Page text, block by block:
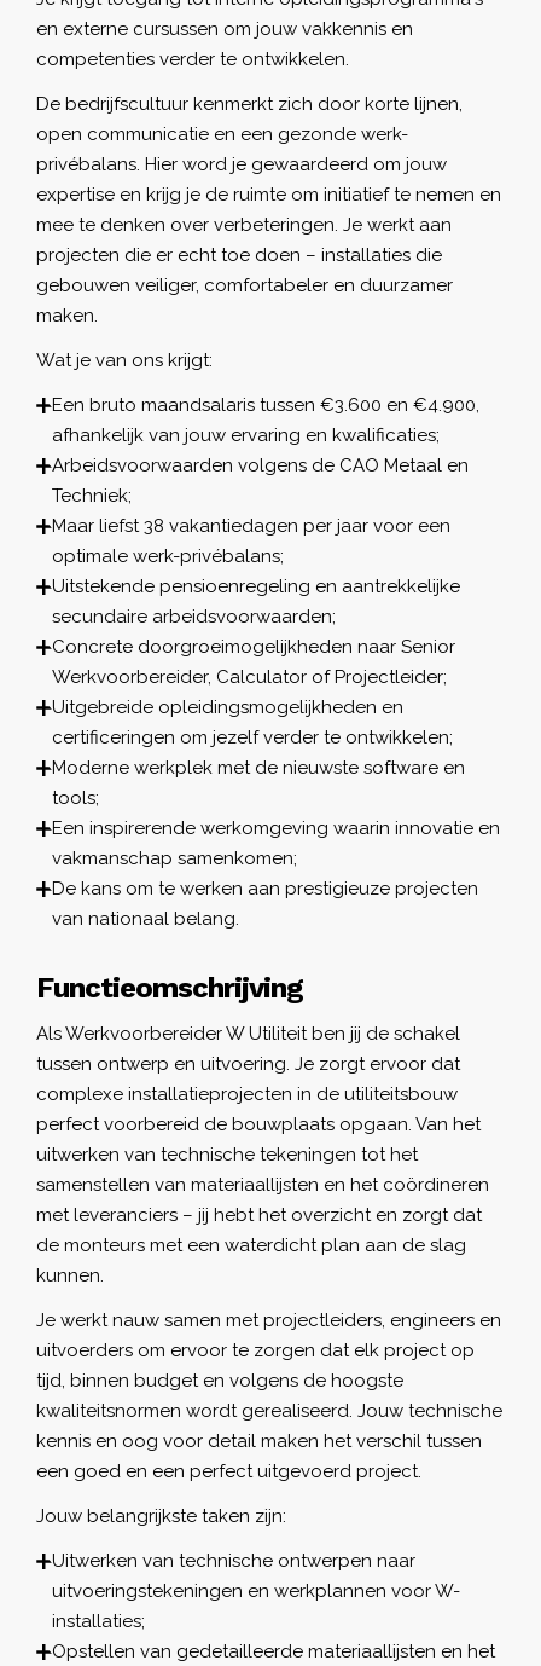
en externe cursussen om jouw vakkennis en
competenties verder te ontwikkelen.
De bedrijfscultuur kenmerkt zich door korte lijnen,
open communicatie en een gezonde werk-
privébalans. Hier word je gewaardeerd om jouw
expertise en krijg je de ruimte om initiatief te nemen en
mee te denken over verbeteringen. Je werkt aan
projecten die er echt toe doen – installaties die
gebouwen veiliger, comfortabeler en duurzamer
maken.
Wat je van ons krijgt:
Een bruto maandsalaris tussen €3.600 en €4.900,
afhankelijk van jouw ervaring en kwalificaties;
Arbeidsvoorwaarden volgens de CAO Metaal en
Techniek;
Maar liefst 38 vakantiedagen per jaar voor een
optimale werk-privébalans;
Uitstekende pensioenregeling en aantrekkelijke
secundaire arbeidsvoorwaarden;
Concrete doorgroeimogelijkheden naar Senior
Werkvoorbereider, Calculator of Projectleider;
Uitgebreide opleidingsmogelijkheden en
certificeringen om jezelf verder te ontwikkelen;
Moderne werkplek met de nieuwste software en
tools;
Een inspirerende werkomgeving waarin innovatie en
vakmanschap samenkomen;
De kans om te werken aan prestigieuze projecten
van nationaal belang.
Functieomschrijving
Als Werkvoorbereider W Utiliteit ben jij de schakel
tussen ontwerp en uitvoering. Je zorgt ervoor dat
complexe installatieprojecten in de utiliteitsbouw
perfect voorbereid de bouwplaats opgaan. Van het
uitwerken van technische tekeningen tot het
samenstellen van materiaallijsten en het coördineren
met leveranciers – jij hebt het overzicht en zorgt dat
de monteurs met een waterdicht plan aan de slag
kunnen.
Je werkt nauw samen met projectleiders, engineers en
uitvoerders om ervoor te zorgen dat elk project op
tijd, binnen budget en volgens de hoogste
kwaliteitsnormen wordt gerealiseerd. Jouw technische
kennis en oog voor detail maken het verschil tussen
een goed en een perfect uitgevoerd project.
Jouw belangrijkste taken zijn:
Uitwerken van technische ontwerpen naar
uitvoeringstekeningen en werkplannen voor W-
installaties;
Opstellen van gedetailleerde materiaallijsten en het